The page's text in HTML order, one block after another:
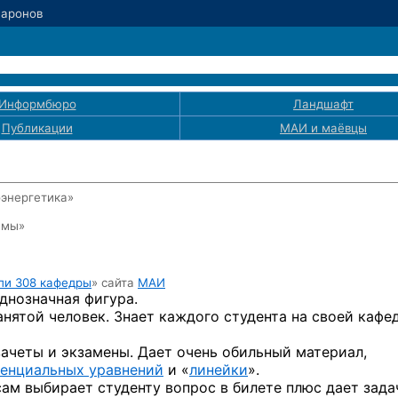
Ландшафт
Публикации
МАИ и маёвцы
308 кафедры» сайта МАИ
фигура.
человек. Знает каждого студента на своей
и экзамены. Дает очень обильный материал,
уравнений и «линейки».
выбирает студенту вопрос в билете плюс дает